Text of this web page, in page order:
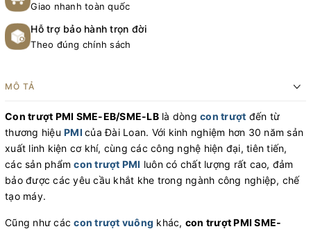
Giao nhanh toàn quốc
Hỗ trợ bảo hành trọn đời
Theo đúng chính sách
MÔ TẢ
Con trượt PMI SME-EB/SME-LBlà dòng con trượt đến từ
thương hiệu PMI của Đài Loan. Với kinh nghiệm hơn 30 năm sản
xuất linh kiện cơ khí, cùng các công nghệ hiện đại, tiên tiến,
các sản phẩmcon trượt PMI luôn có chất lượng rất cao, đảm
bảo được các yêu cầu khắt khe trong ngành công nghiệp, chế
tạo máy.
Cũng như cáccon trượt vuông khác, con trượt PMI SME-